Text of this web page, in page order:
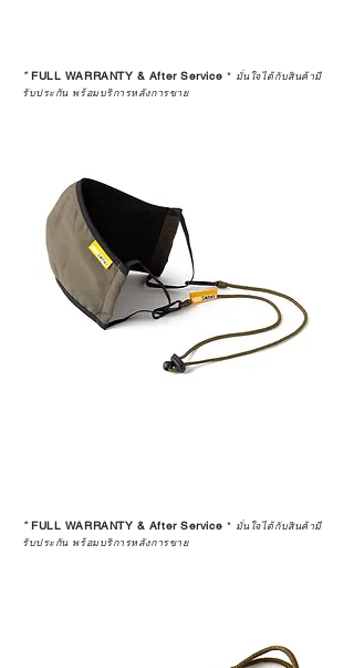
*FULL WARRANTY & After Service * มั่นใจได้กับสินค้ามี
รับประกัน พร้อมบริการหลังการขาย
*FULL WARRANTY & After Service * มั่นใจได้กับสินค้ามี
รับประกัน พร้อมบริการหลังการขาย